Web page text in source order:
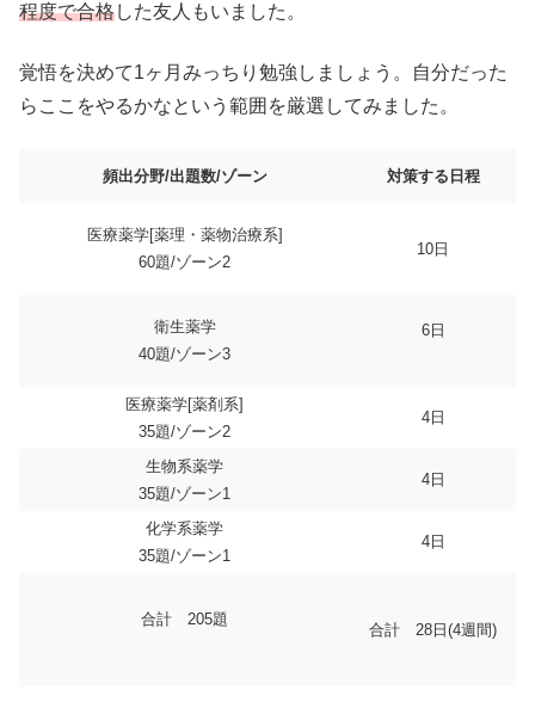
程度で合格した友人もいました。
覚悟を決めて1ヶ月みっちり勉強しましょう。自分だった
らここをやるかなという範囲を厳選してみました。
頻出分野/出題数/ゾーン 対策する日程
医療薬学[薬理・薬物治療系]
60題/ゾーン2
10日
衛生薬学
40題/ゾーン3
6日
医療薬学[薬剤系]
35題/ゾーン2
4日
生物系薬学
35題/ゾーン1
4日
化学系薬学
35題/ゾーン1
4日
合計 205題
合計 28日(4週間)